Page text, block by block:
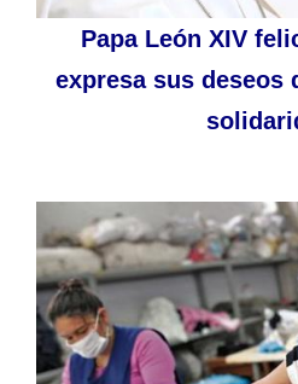
Papa León XIV
expresa sus deseos